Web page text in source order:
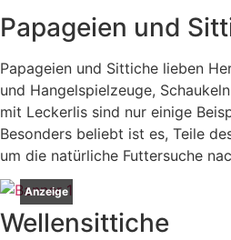
Papageien und
Papageien und Sittiche lieben
und Hangelspielzeuge,
mit Leckerlis sind nur einige
Besonders beliebt ist es, Teile
um die natürliche Futtersuche
Anzeige
Wellensittiche